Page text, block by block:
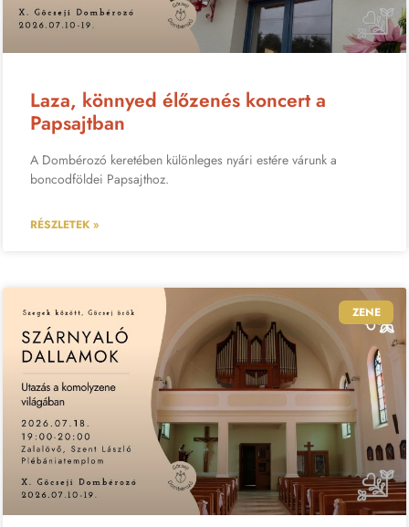
Laza, könnyed élőzenés koncert a
Papsajtban
A Dombérozó keretében különleges nyári estére várunk a
boncodföldei Papsajthoz.
RÉSZLETEK »
ZENE